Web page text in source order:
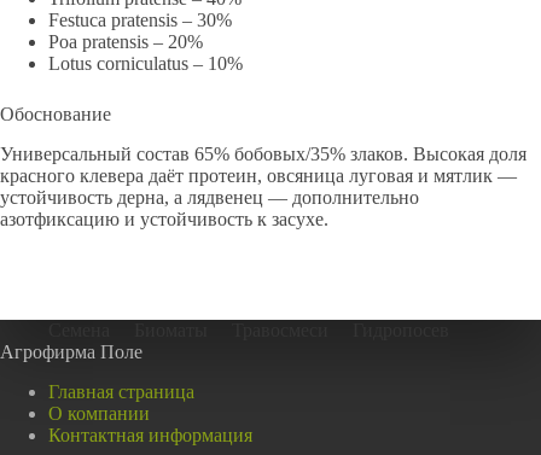
Festuca pratensis – 30%
Poa pratensis – 20%
Lotus corniculatus – 10%
Обоснование
Универсальный состав 65% бобовых/35% злаков. Высокая доля
красного клевера даёт протеин, овсяница луговая и мятлик —
устойчивость дерна, а лядвенец — дополнительно
азотфиксацию и устойчивость к засухе.
Агрофирма Поле
Главная страница
О компании
Контактная информация